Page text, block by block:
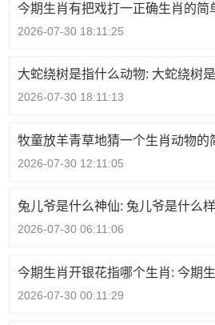
今期生肖有把戏打一正确生肖的简
2026-07-30 18:11:25
2026-07-30 18:11:13
牧童放羊青草地猜一个生肖动物的
2026-07-30 12:11:05
2026-07-30 06:11:06
2026-07-30 00:11:29